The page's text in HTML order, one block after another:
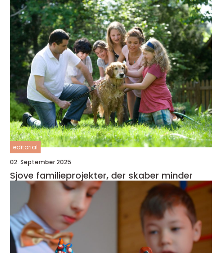
editorial
02. September 2025
Sjove familieprojekter, der skaber minder